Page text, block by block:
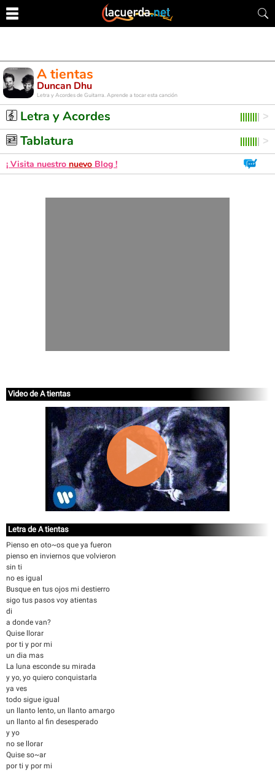
A tientas
Duncan Dhu
Letra y Acordes de Guitarra. Aprende a tocar esta canción
Letra y Acordes
Tablatura
¡ Visita nuestro nuevo Blog !
Video de A tientas
Letra de A tientas
Pienso en oto~os que ya fueron
pienso en inviernos que volvieron
sin ti
no es igual
Busque en tus ojos mi destierro
sigo tus pasos voy atientas
di
a donde van?
Quise llorar
por ti y por mi
un dia mas
La luna esconde su mirada
y yo, yo quiero conquistarla
ya ves
todo sigue igual
un llanto lento, un llanto amargo
un llanto al fin desesperado
y yo
no se llorar
Quise so~ar
por ti y por mi